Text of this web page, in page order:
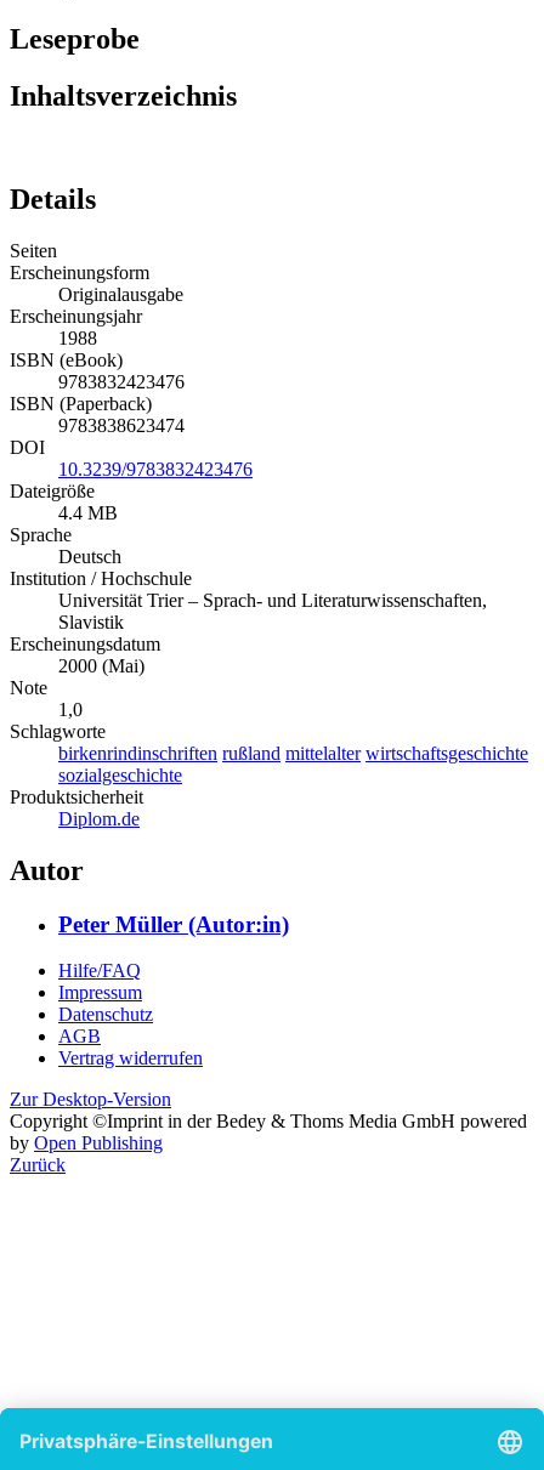
Leseprobe
Inhaltsverzeichnis
Details
Seiten
Erscheinungsform
Originalausgabe
Erscheinungsjahr
1988
ISBN (eBook)
9783832423476
ISBN (Paperback)
9783838623474
DOI
10.3239/9783832423476
Dateigröße
4.4 MB
Sprache
Deutsch
Institution / Hochschule
Universität Trier – Sprach- und Literaturwissenschaften,
Slavistik
Erscheinungsdatum
2000 (Mai)
Note
1,0
Schlagworte
birkenrindinschriften rußland mittelalter wirtschaftsgeschichte
sozialgeschichte
Produktsicherheit
Diplom.de
Autor
Peter Müller (Autor:in)
Hilfe/FAQ
Impressum
Datenschutz
AGB
Vertrag widerrufen
Zur Desktop-Version
Copyright ©Imprint in der Bedey & Thoms Media GmbH powered
by Open Publishing
Zurück